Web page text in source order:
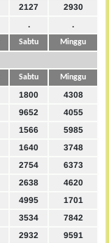
2127
2930
. .
Sabtu Minggu
Sabtu Minggu
1800
4308
9652
4055
1566
5985
1640
3748
2754
6373
2638
4620
4995
1701
3534
7842
2932
9591